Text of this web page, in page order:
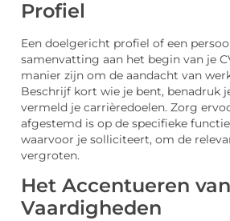
Profiel
Een doelgericht profiel of een
samenvatting aan het begin van je
manier zijn om de aandacht van
Beschrijf kort wie je bent, benadruk
vermeld je carrièredoelen. Zorg
afgestemd is op de specifieke
waarvoor je solliciteert, om de
vergroten.
Het Accentueren
Vaardigheden